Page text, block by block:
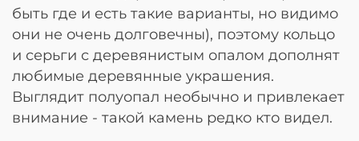
быть где и есть такие варианты, но видимо
они не очень долговечны), поэтому кольцо
и серьги с деревянистым опалом дополнят
любимые деревянные украшения.
Выглядит полуопал необычно и привлекает
внимание - такой камень редко кто видел.